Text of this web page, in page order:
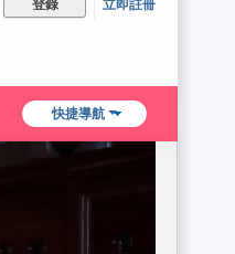
登錄 立即註冊
快捷導航